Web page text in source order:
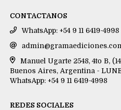
CONTACTANOS
WhatsApp: +54 9 11 6419-4998
Manuel Ugarte 2548, 4to B,
Buenos Aires, Argentina -
WhatsApp: +54 9 11 6419-4998
REDES SOCIALES